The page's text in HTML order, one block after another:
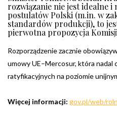
rozwiązanie nie jest idealne
postulatów Polski (m.in. w
standardów produkcji), to
pierwotna propozycja
Rozporządzenie zacznie
umowy UE–Mercosur, która nadal
ratyfikacyjnych na poziomie
Więcej informacji: gov.pl/web/